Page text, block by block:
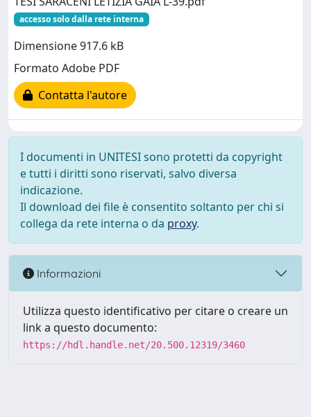
accesso solo dalla rete interna
Dimensione 917.6 kB
Formato Adobe PDF
Contatta l'autore
I documenti in UNITESI sono protetti da copyright
e tutti i diritti sono riservati, salvo diversa
indicazione.
Il download dei file è consentito soltanto per chi si
collega da rete interna o da proxy.
Informazioni
Utilizza questo identificativo per citare o creare un
link a questo documento:
https://hdl.handle.net/20.500.12319/3460